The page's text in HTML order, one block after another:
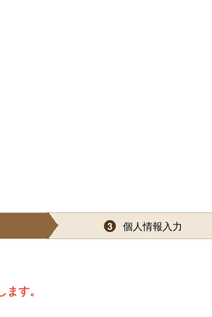
3 個人情報入力
す。